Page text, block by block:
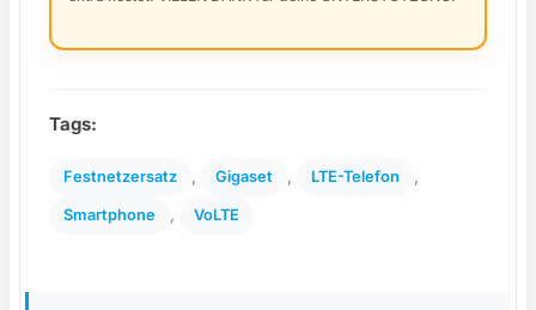
Tags:
Festnetzersatz Gigaset LTE-Telefon
Smartphone VoLTE